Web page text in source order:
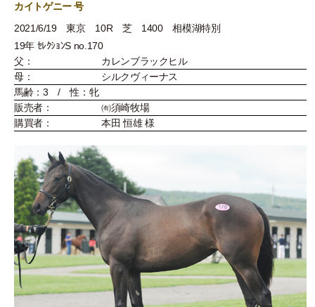
カイトゲニー 号
2021/6/19 東京 10R 芝 1400 相模湖特別
19年 ｾﾚｸｼｮﾝS no.170
父：
カレンブラックヒル
母：
シルクヴィーナス
馬齢：3 / 性：牝
販売者：
㈲須崎牧場
購買者：
本田 恒雄 様